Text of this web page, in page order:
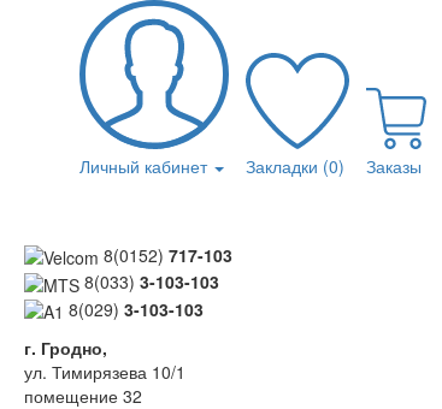
Личный кабинет Закладки (0) Заказы
8(0152) 717-103
8(033) 3-103-103
8(029) 3-103-103
г. Гродно,
ул. Тимирязева 10/1
помещение 32